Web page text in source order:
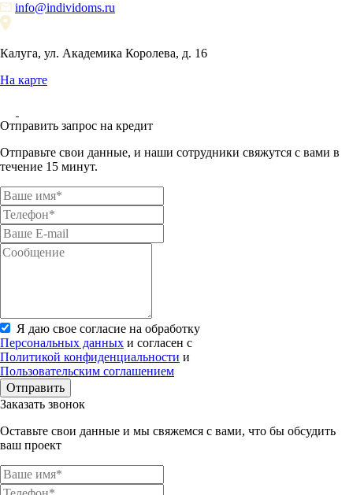
info@individoms.ru
Калуга, ул. Академика Королева, д. 16
На карте
Отправить запрос на кредит
Отправьте свои данные, и наши сотрудники свяжутся с вами в
течение 15 минут.
Я даю свое согласие на обработку
Персональных данных и согласен с
Политикой конфиденциальности и
Пользовательским соглашением
Отправить
Заказать звонок
Оставьте свои данные и мы свяжемся с вами, что бы обсудить
ваш проект